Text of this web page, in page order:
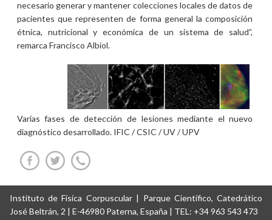
necesario generar y mantener colecciones locales de datos de
pacientes que representen de forma general la composición
étnica, nutricional y económica de un sistema de salud”,
remarca Francisco Albiol.
Varias fases de detección de lesiones mediante el nuevo
diagnóstico desarrollado. IFIC / CSIC / UV / UPV
Instituto de Física Corpuscular | Parque Científico, Catedrático
José Beltrán, 2 | E-46980 Paterna, España | TEL: +34 963 543 473